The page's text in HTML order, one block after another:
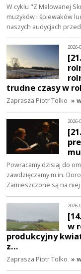
W cyklu "Z Malowanej
muzyków i śpiewaków
naszych audycjach
2026-
trudne czasy w
Zaprasza Piotr Tolko »
2026-
Powracamy dzisiaj do
zawdzięczamy m.in.
Zamieszczone są na
2026-
w
produkcyjny
z…
Zaprasza Piotr Tolko »